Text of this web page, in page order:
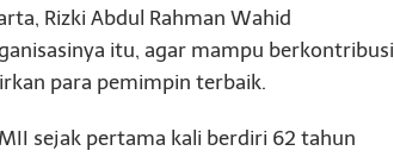
Rizki Abdul Rahman Wahid
itu, agar mampu berkontribusi
para pemimpin terbaik.
sejak pertama kali berdiri 62 tahun